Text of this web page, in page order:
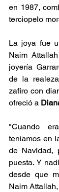
en 1987,
terciopelo
La joya fue
Naim
joyería
de la
zafiro con
ofreció a
"Cuando
teníamos en
de Navidad,
puesta. Y
desde que
Naim